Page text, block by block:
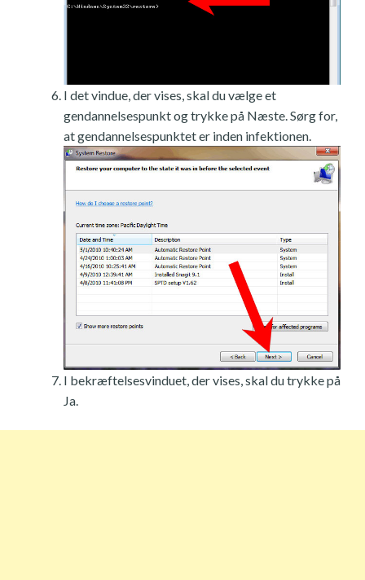
I det vindue, der vises, skal du vælge et
gendannelsespunkt og trykke på Næste. Sørg for,
at gendannelsespunktet er inden infektionen.
I bekræftelsesvinduet, der vises, skal du trykke på
Ja.